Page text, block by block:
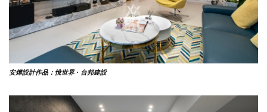
安燁設計作品：悅世界 · 台邦建設